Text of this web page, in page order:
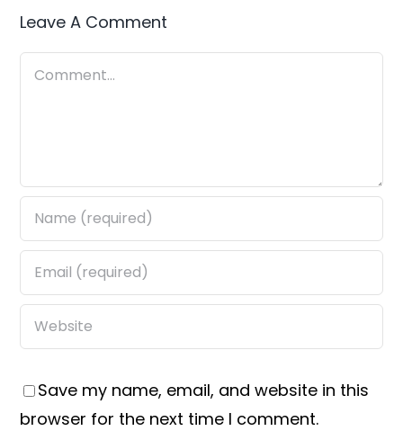
Leave A Comment
Comment
Save my name, email, and website in this
browser for the next time I comment.